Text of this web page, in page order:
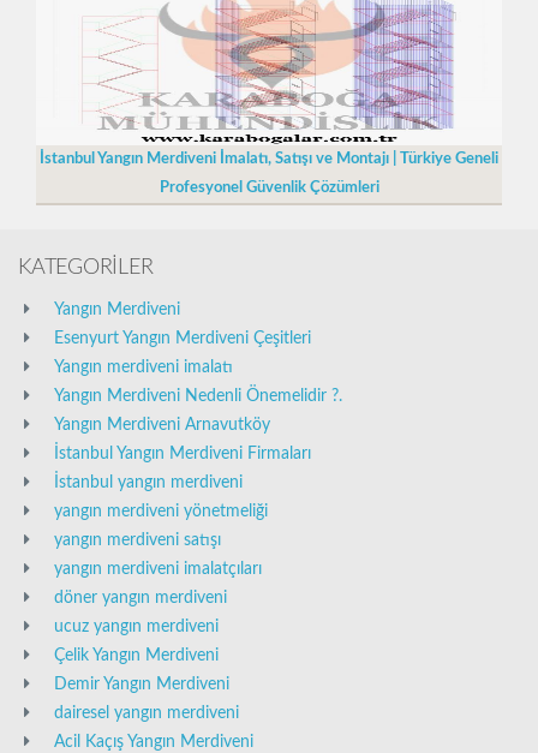
İstanbul Yangın Merdiveni İmalatı, Satışı ve Montajı | Türkiye Geneli
Profesyonel Güvenlik Çözümleri
KATEGORİLER
Yangın Merdiveni
Esenyurt Yangın Merdiveni Çeşitleri
Yangın merdiveni imalatı
Yangın Merdiveni Nedenli Önemelidir ?.
Yangın Merdiveni Arnavutköy
İstanbul Yangın Merdiveni Firmaları
İstanbul yangın merdiveni
yangın merdiveni yönetmeliği
yangın merdiveni satışı
yangın merdiveni imalatçıları
döner yangın merdiveni
ucuz yangın merdiveni
Çelik Yangın Merdiveni
Demir Yangın Merdiveni
dairesel yangın merdiveni
Acil Kaçış Yangın Merdiveni